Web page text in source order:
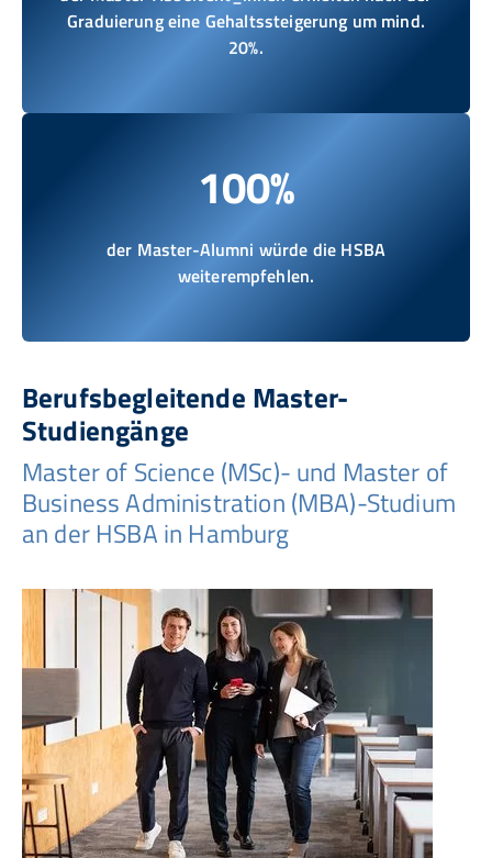
Graduierung eine Gehaltssteigerung um mind.
20%.
100%
der Master-Alumni würde die HSBA
weiterempfehlen.
Berufsbegleitende Master-
Studiengänge
Master of Science (MSc)- und Master of
Business Administration (MBA)-Studium
an der HSBA in Hamburg